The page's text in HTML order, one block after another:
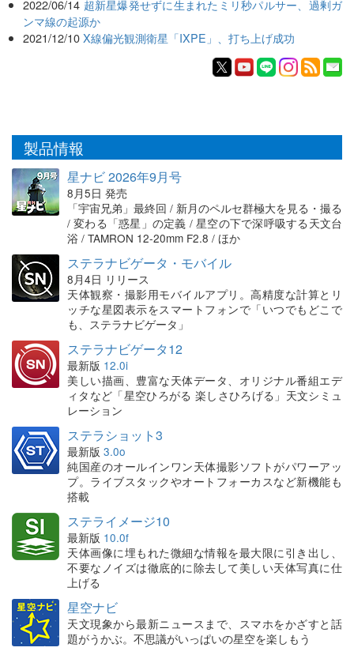
2022/06/14 超新星爆発せずに生まれたミリ秒パルサー、過剰ガ
ンマ線の起源か
2021/12/10 X線偏光観測衛星「IXPE」、打ち上げ成功
製品情報
星ナビ 2026年9月号
8月5日 発売
「宇宙兄弟」最終回 / 新月のペルセ群極大を見る・撮る
/ 変わる「惑星」の定義 / 星空の下で深呼吸する天文台
浴 / TAMRON 12-20mm F2.8 / ほか
ステラナビゲータ・モバイル
8月4日 リリース
天体観察・撮影用モバイルアプリ。高精度な計算とリ
ッチな星図表示をスマートフォンで「いつでもどこで
も、ステラナビゲータ」
ステラナビゲータ12
最新版 12.0i
美しい描画、豊富な天体データ、オリジナル番組エデ
ィタなど「星空ひろがる 楽しさひろげる」天文シミュ
レーション
ステラショット3
最新版 3.0o
純国産のオールインワン天体撮影ソフトがパワーアッ
プ。ライブスタックやオートフォーカスなど新機能も
搭載
ステライメージ10
最新版 10.0f
天体画像に埋もれた微細な情報を最大限に引き出し、
不要なノイズは徹底的に除去して美しい天体写真に仕
上げる
星空ナビ
天文現象から最新ニュースまで、スマホをかざすと話
題がうかぶ。不思議がいっぱいの星空を楽しもう